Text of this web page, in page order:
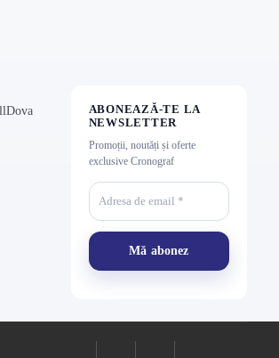
ABONEAZĂ-TE LA
NEWSLETTER
Promoții, noutăți și oferte
exclusive Cronograf